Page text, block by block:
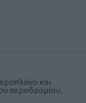
και
αεροδρομίου,